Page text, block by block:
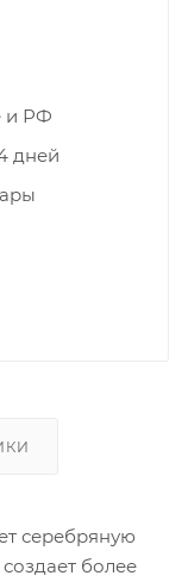
и РФ
дней
серебряную
более